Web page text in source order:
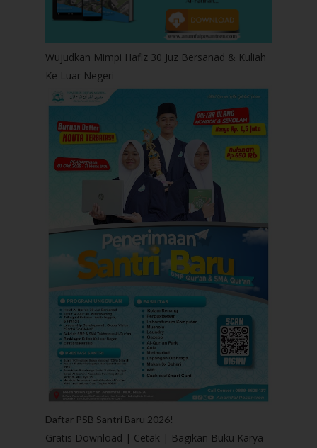
Wujudkan Mimpi Hafiz 30 Juz Bersanad & Kuliah
Ke Luar Negeri
Daftar PSB Santri Baru 2026!
Gratis Download | Cetak | Bagikan Buku Karya